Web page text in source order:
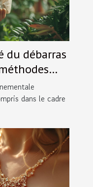
du débarras
dans le cadre